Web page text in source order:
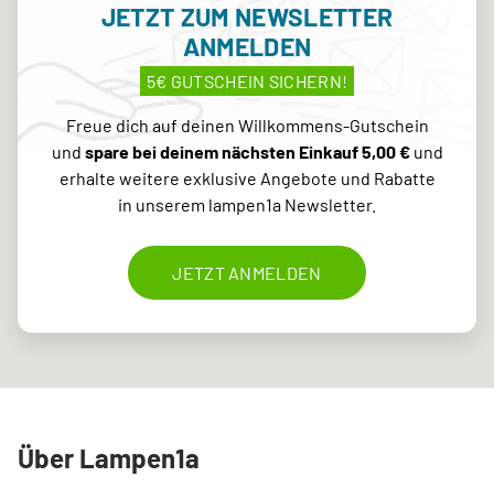
JETZT ZUM NEWSLETTER
ANMELDEN
5€ GUTSCHEIN SICHERN!
Freue dich auf deinen Willkommens-Gutschein
und spare bei deinem nächsten Einkauf 5,00 €und
erhalte weitere exklusive Angebote und Rabatte
in unserem lampen1a Newsletter.
JETZT ANMELDEN
Über Lampen1a